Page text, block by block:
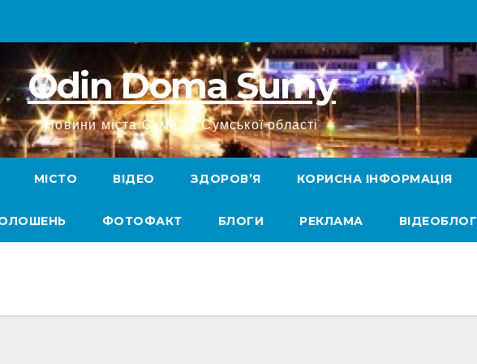
Odin Doma Sumy
Новини міста Суми та Сумської області
МІСТО ВІДЕО ЗДОРОВ’Я КОРИСНА ІНФОРМАЦІЯ
ФОТОФАКТ БЛОГИ РЕКЛАМА ВІДЕОБЛОГ